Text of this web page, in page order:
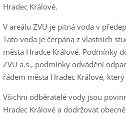
Hradec Králové.
V areálu ZVU je pitná voda v
Tato voda je čerpána z vlastních
města Hradce Králové. Podmínky
ZVU a.s., podmínky odvádění
řádem města Hradec Králové,
Všichni odběratelé vody jsou
Hradec Králové a dodržovat